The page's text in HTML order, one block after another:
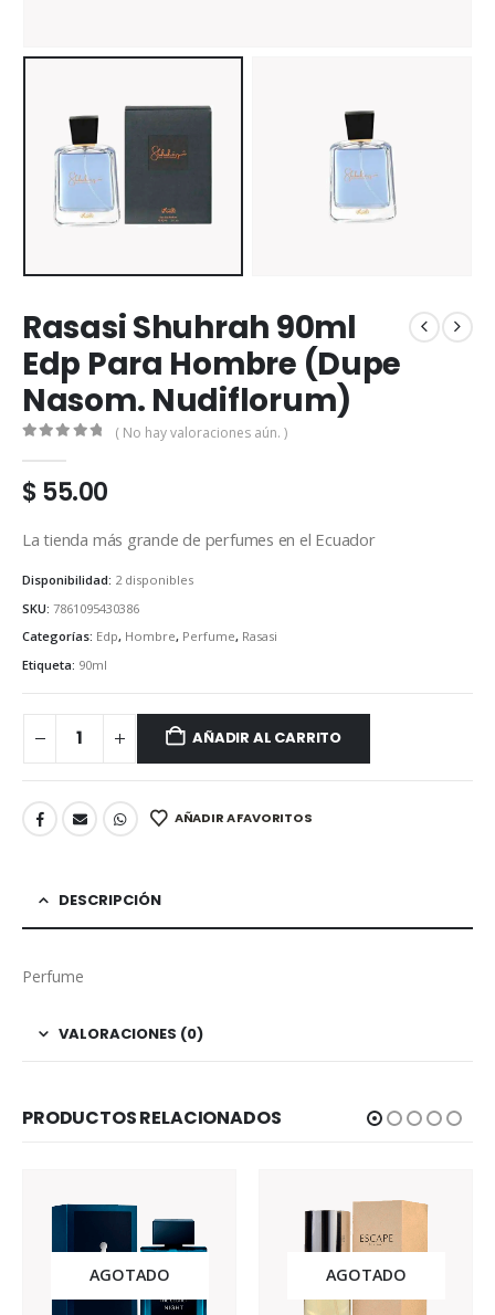
Rasasi Shuhrah 90ml
Edp Para Hombre (Dupe
Nasom. Nudiflorum)
( No hay valoraciones aún. )
$55.00
La tienda más grande de perfumes en el Ecuador
Disponibilidad: 2 disponibles
SKU: 7861095430386
Categorías: Edp, Hombre, Perfume, Rasasi
Etiqueta: 90ml
AÑADIR AL CARRITO
AÑADIR A FAVORITOS
DESCRIPCIÓN
Perfume
VALORACIONES (0)
PRODUCTOS RELACIONADOS
AGOTADO AGOTADO